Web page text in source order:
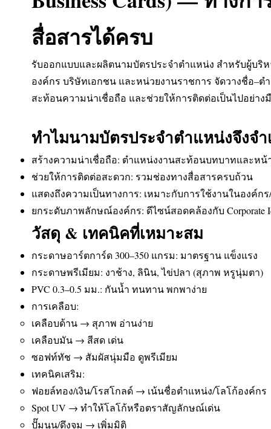
สื่อสารได้ครบ
รับออกแบบและผลิตนามบัตรประจำตำแหน่ง สำหรับผู้บริ
องค์กร บริษัทเอกชน และหน่วยงานราชการ จัดวางชื่อ–ต
สะท้อนความน่าเชื่อถือ และช่วยให้การติดต่อเป็นไปอย่าง
ทำไมนามบัตรประจำตำแหน่งจึงจำ
สร้างความน่าเชื่อถือ: ตำแหน่งงานสะท้อนบทบาทและหน้
ช่วยให้การติดต่อสะดวก: รวมช่องทางสื่อสารครบถ้วน
แสดงถึงความเป็นทางการ: เหมาะกับการใช้งานในองค์ก
ยกระดับภาพลักษณ์องค์กร: ดีไซน์สอดคล้องกับ Corporate
วัสดุ & เทคนิคที่เหมาะสม
กระดาษอาร์ตการ์ด 300–350 แกรม: มาตรฐาน แข็งแรง
กระดาษพรีเมียม: งาช้าง, ลินิน, ไข่ปลา (สุภาพ หรูนุ่มตา)
PVC 0.3–0.5 มม.: กันน้ำ ทนทาน พกพาง่าย
การเคลือบ:
เคลือบด้าน → สุภาพ อ่านง่าย
เคลือบมัน → สีสด เด่น
ซอฟท์ทัช → สัมผัสนุ่มมือ ดูพรีเมียม
เทคนิคเสริม:
ฟอยล์ทอง/เงิน/โรสโกลด์ → เน้นชื่อตำแหน่ง/โลโก้องค์กร
Spot UV → ทำให้โลโก้หรือตราสัญลักษณ์เด่น
ปั๊มนูน/ดึงจม → เพิ่มมิติ